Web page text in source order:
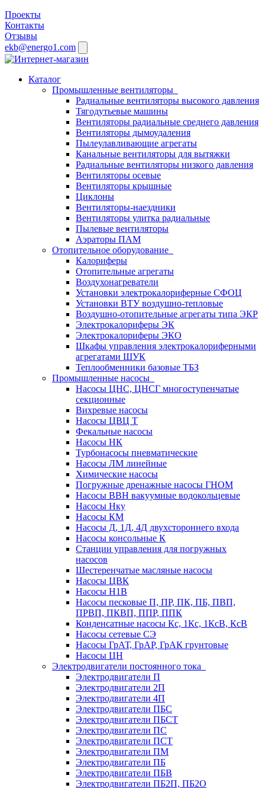
Проекты
Контакты
Отзывы
ekb@energo1.com
Каталог
Промышленные вентиляторы
Радиальные вентиляторы высокого давления
Тягодутьевые машины
Вентиляторы радиальные среднего давления
Вентиляторы дымоудаления
Пылеулавливающие агрегаты
Канальные вентиляторы для вытяжки
Радиальные вентиляторы низкого давления
Вентиляторы осевые
Вентиляторы крышные
Циклоны
Вентиляторы-наездники
Вентиляторы улитка радиальные
Пылевые вентиляторы
Аэраторы ПАМ
Отопительное оборудование
Калориферы
Отопительные агрегаты
Воздухонагреватели
Установки электрокалориферные СФОЦ
Установки ВТУ воздушно-тепловые
Воздушно-отопительные агрегаты типа ЭКР
Электрокалориферы ЭК
Электрокалориферы ЭКО
Шкафы управления электрокалориферными
агрегатами ШУК
Теплообменники базовые ТБЗ
Промышленные насосы
Насосы ЦНС, ЦНСГ многоступенчатые
секционные
Вихревые насосы
Насосы ЦВЦ Т
Фекальные насосы
Насосы НК
Турбонасосы пневматические
Насосы ЛМ линейные
Химические насосы
Погружные дренажные насосы ГНОМ
Насосы ВВН вакуумные водокольцевые
Насосы Нку
Насосы КМ
Насосы Д, 1Д, 4Д двухстороннего входа
Насосы консольные К
Станции управления для погружных
насосов
Шестеренчатые масляные насосы
Насосы ЦВК
Насосы Н1В
Насосы песковые П, ПР, ПК, ПБ, ПВП,
ПРВП, ПКВП, ППР, ППК
Конденсатные насосы Кс, 1Кс, 1КсВ, КсВ
Насосы сетевые СЭ
Насосы ГрАТ, ГрАР, ГрАК грунтовые
Насосы ЦН
Электродвигатели постоянного тока
Электродвигатели П
Электродвигатели 2П
Электродвигатели 4П
Электродвигатели ПБС
Электродвигатели ПБСТ
Электродвигатели ПС
Электродвигатели ПСТ
Электродвигатели ПМ
Электродвигатели ПБ
Электродвигатели ПБВ
Электродвигатели ПБ2П, ПБ2О